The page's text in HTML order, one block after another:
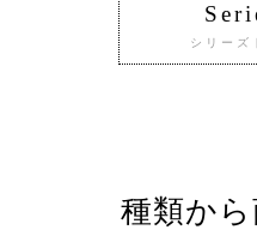
シリーズ
種類か